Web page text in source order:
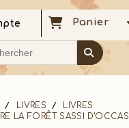
Panier
LIVRES
LIVRES
LA FORÊT SASSI